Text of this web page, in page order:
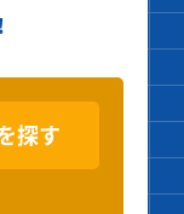
探す